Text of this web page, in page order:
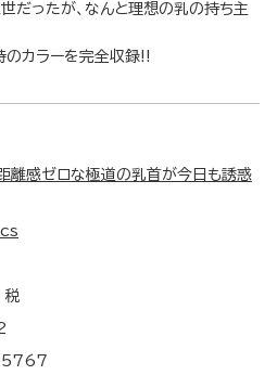
だったが、なんと理想の乳の持ち主
のカラーを完全収録!!
感ゼロな極道の乳首が今日も誘惑
税